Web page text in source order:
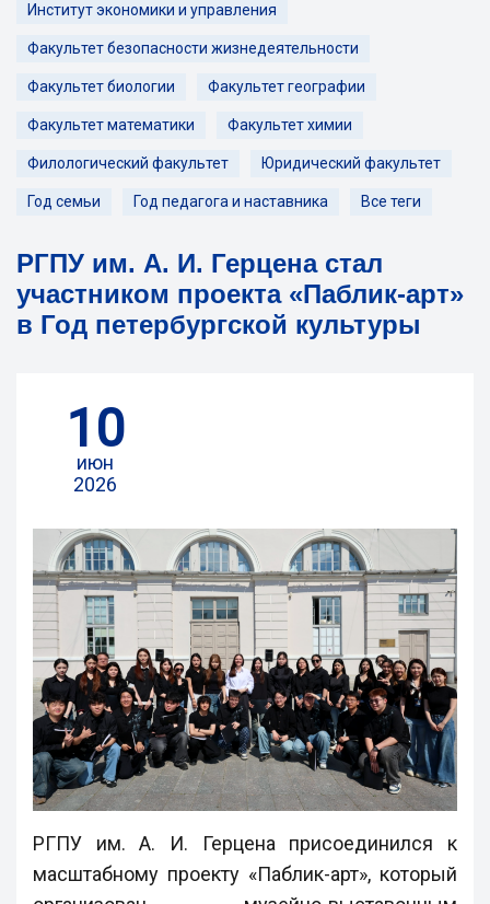
Институт экономики и управления
Факультет безопасности жизнедеятельности
Факультет биологии Факультет географии
Факультет математики Факультет химии
Филологический факультет Юридический факультет
Год семьи Год педагога и наставника Все теги
РГПУ им. А. И. Герцена стал
участником проекта «Паблик-арт»
в Год петербургской культуры
10
июн
2026
РГПУ им. А. И. Герцена присоединился к
масштабному проекту «Паблик-арт», который